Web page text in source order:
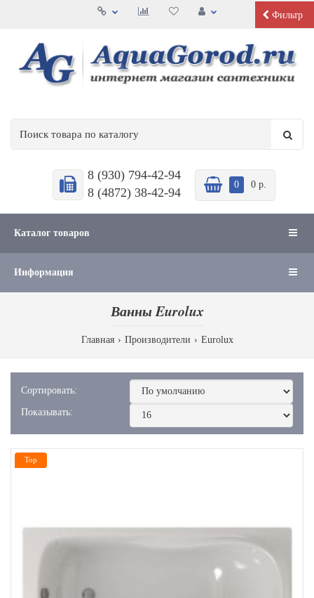
Фильтр
8 (930) 794-42-94
8 (4872) 38-42-94
0 0 р.
Каталог товаров
Информация
Ванны Eurolux
Главная Производители Eurolux
Сортировать:
Показывать:
Top